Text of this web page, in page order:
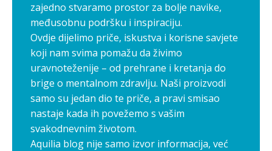
zajedno stvaramo prostor za bolje navike,
međusobnu podršku i inspiraciju.
Ovdje dijelimo priče, iskustva i korisne savjete
koji nam svima pomažu da živimo
uravnoteženije – od prehrane i kretanja do
brige o mentalnom zdravlju. Naši proizvodi
samo su jedan dio te priče, a pravi smisao
nastaje kada ih povežemo s vašim
svakodnevnim životom.
Aquilia blog nije samo izvor informacija, već